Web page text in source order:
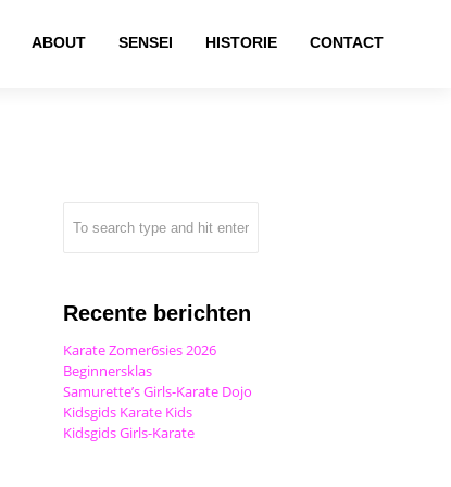
ABOUT SENSEI HISTORIE CONTACT
Recente berichten
Karate Zomer6sies 2026
Beginnersklas
Samurette’s Girls-Karate Dojo
Kidsgids Karate Kids
Kidsgids Girls-Karate